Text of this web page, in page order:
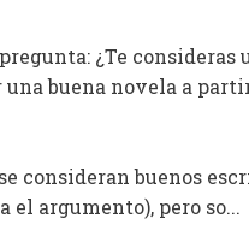
¿Te consideras
una buena novela a
consideran buenos
argumento), pero so...